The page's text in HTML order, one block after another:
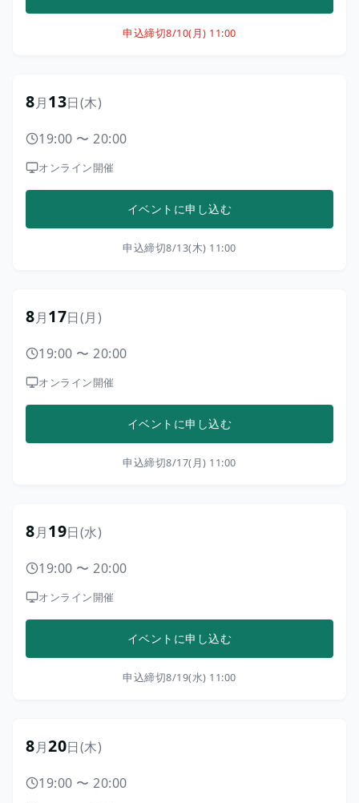
申込締切8/10(月) 11:00
8月13日(木)
19:00 〜 20:00
オンライン開催
イベントに申し込む
申込締切8/13(木) 11:00
8月17日(月)
19:00 〜 20:00
オンライン開催
イベントに申し込む
申込締切8/17(月) 11:00
8月19日(水)
19:00 〜 20:00
オンライン開催
イベントに申し込む
申込締切8/19(水) 11:00
8月20日(木)
19:00 〜 20:00